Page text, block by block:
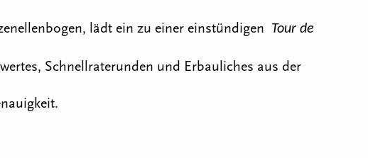
lädt ein zu einer einstündigen Tour de
Schnellraterunden und Erbauliches aus der